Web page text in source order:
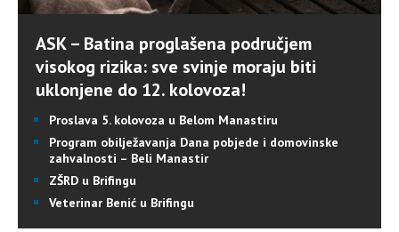
ASK – Batina proglašena područjem
visokog rizika: sve svinje moraju biti
uklonjene do 12. kolovoza!
Proslava 5. kolovoza u Belom Manastiru
Program obilježavanja Dana pobjede i domovinske
zahvalnosti – Beli Manastir
ZŠRD u Brifingu
Veterinar Benić u Brifingu